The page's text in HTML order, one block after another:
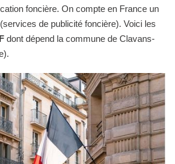
foncière. On compte en France un
de publicité foncière). Voici les
dont dépend la commune de Clavans-